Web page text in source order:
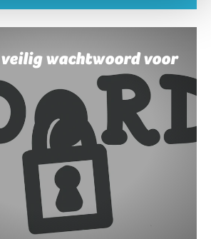
veilig wachtwoord voor